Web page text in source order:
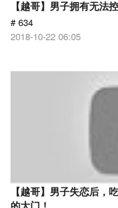
【越哥】男子拥有无法
# 634
2018-10-22 06:05
【越哥】男子失恋后，
的大门！